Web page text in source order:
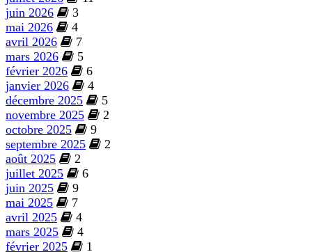
juin 2026
3
mai 2026
4
avril 2026
7
mars 2026
5
février 2026
6
janvier 2026
4
décembre 2025
5
novembre 2025
2
octobre 2025
9
septembre 2025
2
août 2025
2
juillet 2025
6
juin 2025
9
mai 2025
7
avril 2025
4
mars 2025
4
février 2025
1